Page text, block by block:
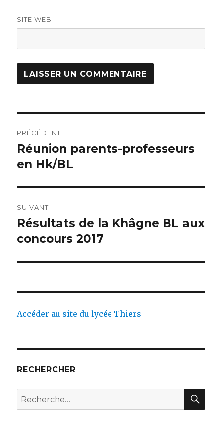
SITE WEB
de
l’article
PRÉCÉDENT
Article
précédent :
Réunion parents-professeurs
en Hk/BL
SUIVANT
Article
suivant :
Résultats de la Khâgne BL aux
concours 2017
Accéder au site du lycée Thiers
RECHERCHER
Recherche
pour